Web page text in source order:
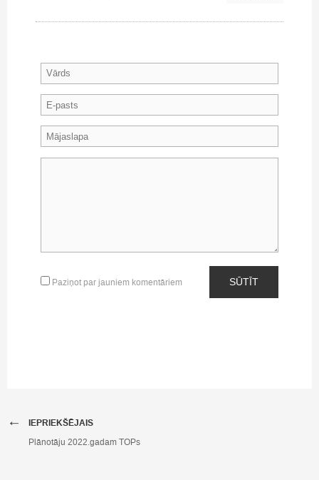
Paziņot par jauniem komentāriem SŪTĪT
IEPRIEKŠĒJAIS
←
Plānotāju 2022.gadam TOPs